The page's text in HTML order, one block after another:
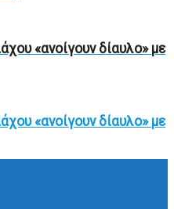
«ανοίγουν δίαυλο» με
«ανοίγουν δίαυλο» με